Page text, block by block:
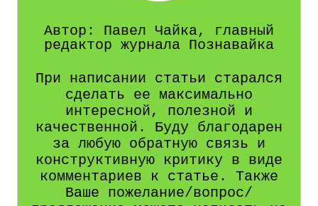
Автор: Павел Чайка, главный
редактор журнала Познавайка
При написании статьи старался
сделать ее максимально
интересной, полезной и
качественной. Буду благодарен
за любую обратную связь и
конструктивную критику в виде
комментариев к статье. Также
Ваше пожелание/вопрос/